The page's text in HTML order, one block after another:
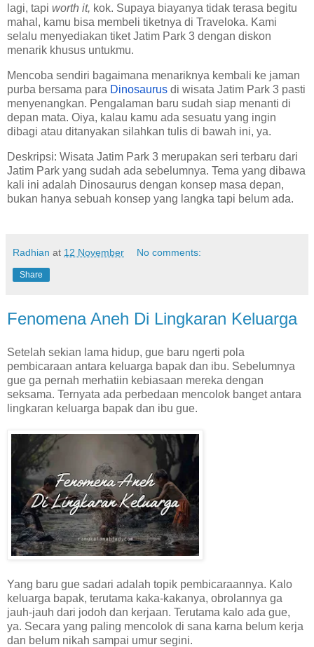
lagi, tapi worth it, kok. Supaya biayanya tidak terasa begitu
mahal, kamu bisa membeli tiketnya di Traveloka. Kami
selalu menyediakan tiket Jatim Park 3 dengan diskon
menarik khusus untukmu.
Mencoba sendiri bagaimana menariknya kembali ke jaman
purba bersama para Dinosaurus di wisata Jatim Park 3 pasti
menyenangkan. Pengalaman baru sudah siap menanti di
depan mata. Oiya, kalau kamu ada sesuatu yang ingin
dibagi atau ditanyakan silahkan tulis di bawah ini, ya.
Deskripsi: Wisata Jatim Park 3 merupakan seri terbaru dari
Jatim Park yang sudah ada sebelumnya. Tema yang dibawa
kali ini adalah Dinosaurus dengan konsep masa depan,
bukan hanya sebuah konsep yang langka tapi belum ada.
Radhian at 12 November No comments:
Share
Fenomena Aneh Di Lingkaran Keluarga
Setelah sekian lama hidup, gue baru ngerti pola
pembicaraan antara keluarga bapak dan ibu. Sebelumnya
gue ga pernah merhatiin kebiasaan mereka dengan
seksama. Ternyata ada perbedaan mencolok banget antara
lingkaran keluarga bapak dan ibu gue.
Yang baru gue sadari adalah topik pembicaraannya. Kalo
keluarga bapak, terutama kaka-kakanya, obrolannya ga
jauh-jauh dari jodoh dan kerjaan. Terutama kalo ada gue,
ya. Secara yang paling mencolok di sana karna belum kerja
dan belum nikah sampai umur segini.